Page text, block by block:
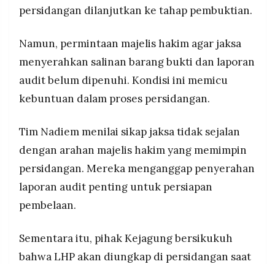
persidangan dilanjutkan ke tahap pembuktian.
Namun, permintaan majelis hakim agar jaksa
menyerahkan salinan barang bukti dan laporan
audit belum dipenuhi. Kondisi ini memicu
kebuntuan dalam proses persidangan.
Tim Nadiem menilai sikap jaksa tidak sejalan
dengan arahan majelis hakim yang memimpin
persidangan. Mereka menganggap penyerahan
laporan audit penting untuk persiapan
pembelaan.
Sementara itu, pihak Kejagung bersikukuh
bahwa LHP akan diungkap di persidangan saat